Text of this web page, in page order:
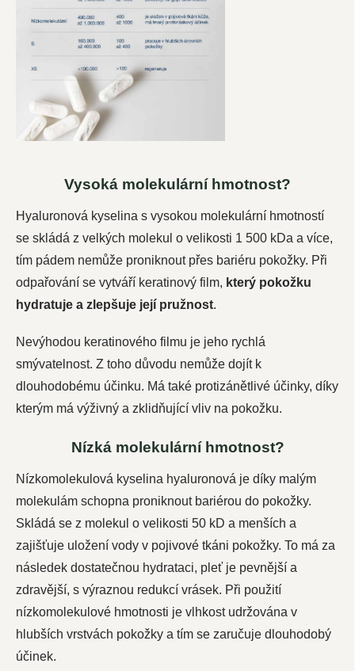
Vysoká molekulární hmotnost?
Hyaluronová kyselina s vysokou molekulární hmotností
se skládá z velkých molekul o velikosti 1 500 kDa a více,
tím pádem nemůže proniknout přes bariéru pokožky. Při
odpařování se vytváří keratinový film, který pokožku
hydratuje a zlepšuje její pružnost.
Nevýhodou keratinového filmu je jeho rychlá
smývatelnost. Z toho důvodu nemůže dojít k
dlouhodobému účinku. Má také protizánětlivé účinky, díky
kterým má výživný a zklidňující vliv na pokožku.
Nízká molekulární hmotnost?
Nízkomolekulová kyselina hyaluronová je díky malým
molekulám schopna proniknout bariérou do pokožky.
Skládá se z molekul o velikosti 50 kD a menších a
zajišťuje uložení vody v pojivové tkáni pokožky. To má za
následek dostatečnou hydrataci, pleť je pevnější a
zdravější, s výraznou redukcí vrásek. Při použití
nízkomolekulové hmotnosti je vlhkost udržována v
hlubších vrstvách pokožky a tím se zaručuje dlouhodobý
účinek.